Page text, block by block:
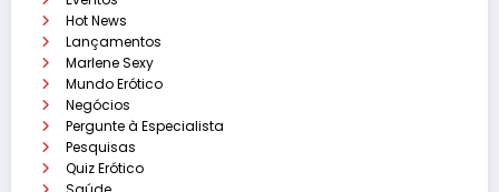
Hot News
Lançamentos
Marlene Sexy
Mundo Erótico
Negócios
Pergunte à Especialista
Pesquisas
Quiz Erótico